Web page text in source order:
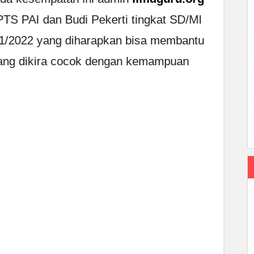
PAI dan Budi Pekerti tingkat SD/MI
2022 yang diharapkan bisa membantu
dikira cocok dengan kemampuan